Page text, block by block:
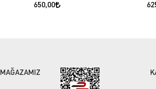
650,00
MAĞAZAMIZ